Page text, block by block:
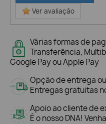
Ver avaliação
Várias formas de
Transferência,
Google Pay ou Apple Pay
Opção de entrega
Entregas gratuitas
Apoio ao cliente de
É o nosso DNA!